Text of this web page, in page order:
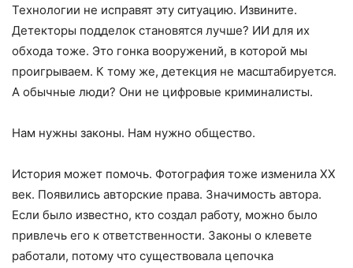
Технологии не исправят эту ситуацию. Извините.
Детекторы подделок становятся лучше? ИИ для их
обхода тоже. Это гонка вооружений, в которой мы
проигрываем. К тому же, детекция не масштабируется.
А обычные люди? Они не цифровые криминалисты.
Нам нужны законы. Нам нужно общество.
История может помочь. Фотография тоже изменила XX
век. Появились авторские права. Значимость автора.
Если было известно, кто создал работу, можно было
привлечь его к ответственности. Законы о клевете
работали, потому что существовала цепочка